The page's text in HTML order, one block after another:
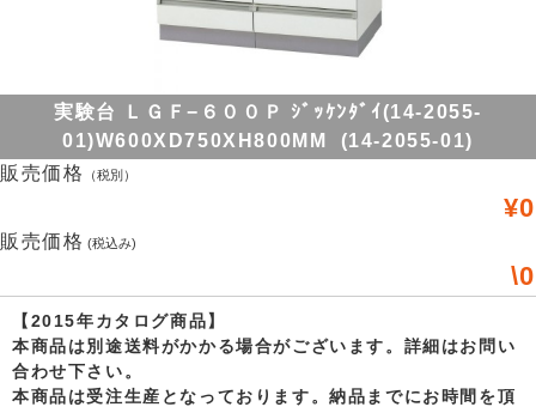
実験台 ＬＧＦ−６００Ｐ ｼﾞｯｹﾝﾀﾞｲ(14-2055-
01)W600XD750XH800MM (14-2055-01)
販売価格
（税別）
¥0
販売価格 (税込み)
\0
【2015年カタログ商品】
本商品は別途送料がかかる場合がございます。詳細はお問い
合わせ下さい。
本商品は受注生産となっております。納品までにお時間を頂